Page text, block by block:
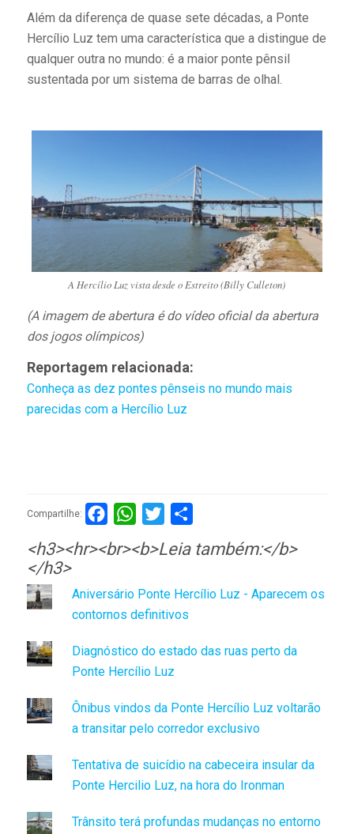
Além da diferença de quase sete décadas, a Ponte
Hercílio Luz tem uma característica que a distingue de
qualquer outra no mundo: é a maior ponte pênsil
sustentada por um sistema de barras de olhal.
A Hercílio Luz vista desde o Estreito (Billy Culleton)
(A imagem de abertura é do vídeo oficial da abertura
dos jogos olímpicos)
Reportagem relacionada:
Conheça as dez pontes pênseis no mundo mais
parecidas com a Hercílio Luz
Compartilhe: FacebookWhatsApp
Twitter
<h3><hr><br><b>Leia também:</b>
</h3>
Aniversário Ponte Hercílio Luz - Aparecem os
contornos definitivos
Diagnóstico do estado das ruas perto da
Ponte Hercílio Luz
Ônibus vindos da Ponte Hercílio Luz voltarão
a transitar pelo corredor exclusivo
Tentativa de suicídio na cabeceira insular da
Ponte Hercilio Luz, na hora do Ironman
Trânsito terá profundas mudanças no entorno